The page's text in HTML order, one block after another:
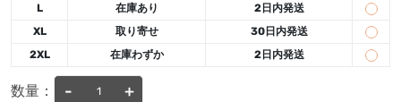
L
在庫あり
2日内発送
XL
取り寄せ
30日内発送
2XL
在庫わずか 2日内発送
数量： - +